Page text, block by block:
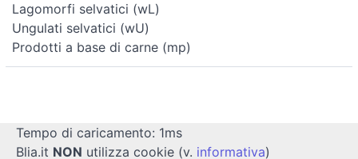
Lagomorfi selvatici (wL)
Ungulati selvatici (wU)
Prodotti a base di carne (mp)
Tempo di caricamento: 1ms
Blia.it NON utilizza cookie (v. informativa)